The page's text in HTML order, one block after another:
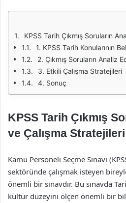
KPSS Tarih Çıkmış Soruların
1. KPSS Tarih Konularının
2. Çıkmış Soruların Analiz
3. Etkili Çalışma Stratejileri
4. Sonuç
KPSS Tarih Çıkmış
ve Çalışma Stratejileri
Kamu Personeli Seçme Sınavı
sektöründe çalışmak isteyen
önemli bir sınavdır. Bu sınavda
kültür düzeyini ölçen önemli bir